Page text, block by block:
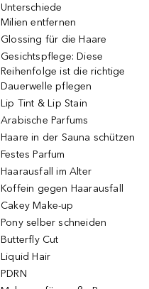
Unterschiede
Milien entfernen
Glossing für die Haare
Gesichtspflege: Diese
Reihenfolge ist die richtige
Dauerwelle pflegen
Lip Tint & Lip Stain
Arabische Parfums
Haare in der Sauna schützen
Festes Parfum
Haarausfall im Alter
Koffein gegen Haarausfall
Cakey Make-up
Pony selber schneiden
Butterfly Cut
Liquid Hair
PDRN